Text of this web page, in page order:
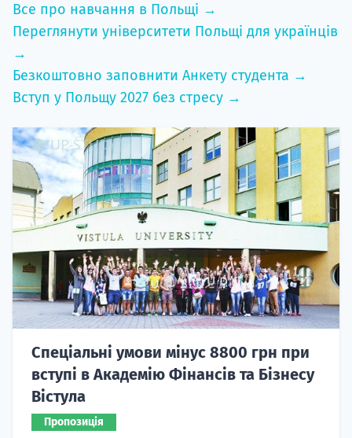
Все про навчання в Польщі →
Переглянути університети Польщі для українців
→
Безкоштовно заповнити Анкету студента →
Вступ у Польщу 2027 без стресу →
Спеціальні умови мінус 8800 грн при
вступі в Академію Фінансів та Бізнесу
Вістула
Пропозиція